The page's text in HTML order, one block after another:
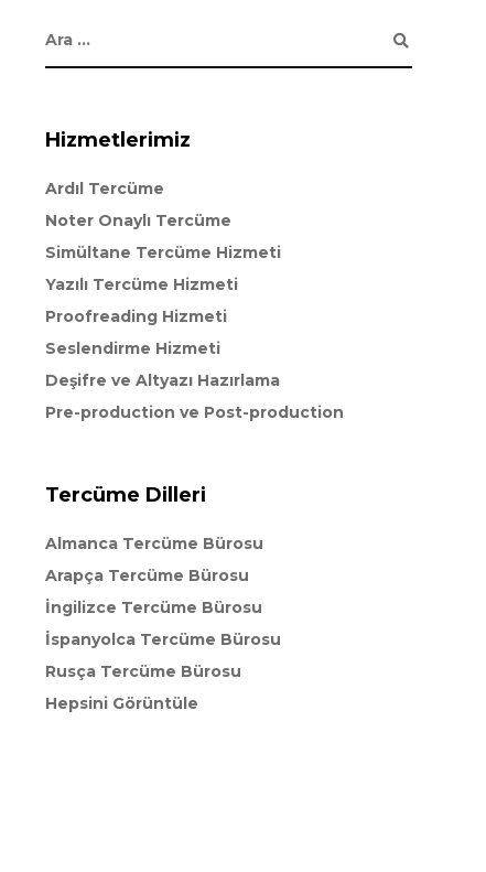
Hizmetlerimiz
Ardıl Tercüme
Noter Onaylı Tercüme
Simültane Tercüme Hizmeti
Yazılı Tercüme Hizmeti
Proofreading Hizmeti
Seslendirme Hizmeti
Deşifre ve Altyazı Hazırlama
Pre-production ve Post-production
Tercüme Dilleri
Almanca Tercüme Bürosu
Arapça Tercüme Bürosu
İngilizce Tercüme Bürosu
İspanyolca Tercüme Bürosu
Rusça Tercüme Bürosu
Hepsini Görüntüle